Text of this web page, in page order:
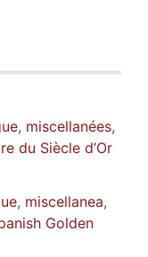
, miscellanées,
du Siècle d’Or
, miscellanea,
Golden